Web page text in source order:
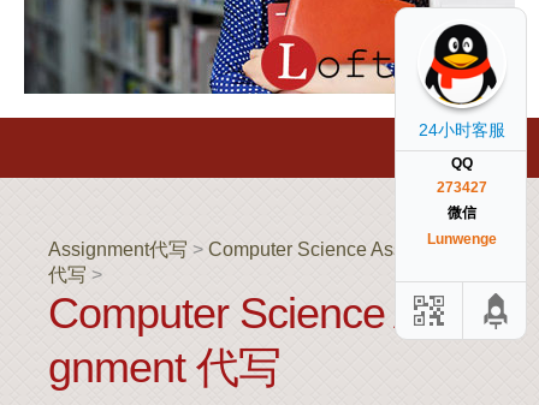
Assignment代写 > Computer Science Assignment
代写 >
Computer Science Assi
Gnment 代写
24小时客服
QQ
273427
微信
Lunwenge